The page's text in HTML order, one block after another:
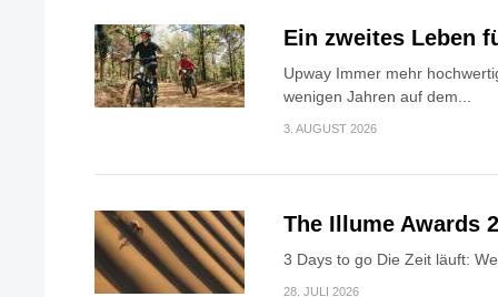
Ein zweites Leben
Upway Immer mehr
wenigen Jahren auf dem...
3. AUGUST 2026
The Illume Awards
3 Days to go Die Zeit läuft:
28. JULI 2026